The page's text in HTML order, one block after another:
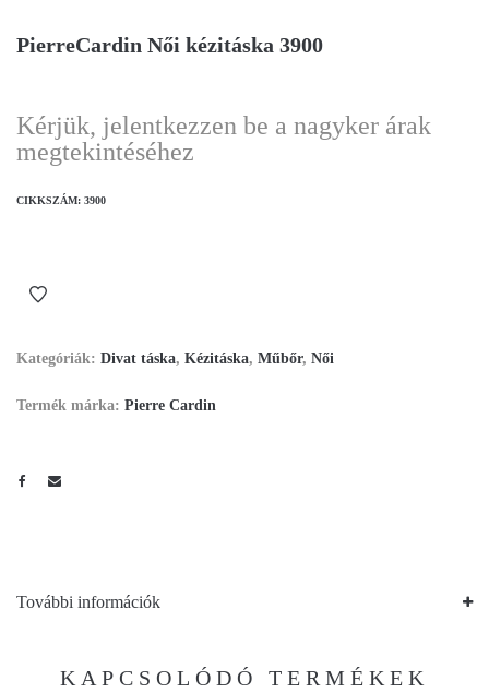
PierreCardin Női kézitáska 3900
Kérjük, jelentkezzen be a nagyker árak
megtekintéséhez
CIKKSZÁM: 3900
Kategóriák: Divat táska, Kézitáska, Műbőr, Női
Termék márka: Pierre Cardin
További információk
KAPCSOLÓDÓ TERMÉKEK